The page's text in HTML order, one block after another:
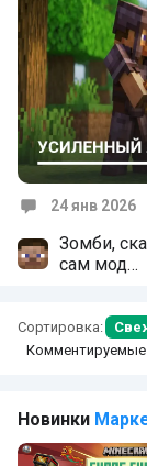
24 янв 2026
Зомби,
сам мод
Сортировка:
Комментируемые
Новинки